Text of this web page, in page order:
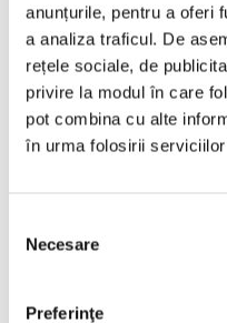
anunțurile, pentru a oferi
a analiza traficul. De
rețele sociale, de
privire la modul în care
pot combina cu alte
în urma folosirii serviciilor
consimțământului
Necesare
Preferinţe
27 Iulie 2026